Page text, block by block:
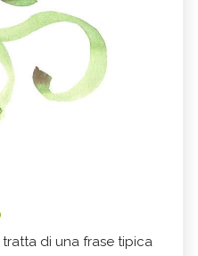
tratta di una frase tipica